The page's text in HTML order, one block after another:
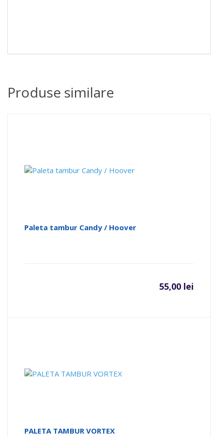
Produse similare
Paleta tambur Candy / Hoover
55,00 lei
PALETA TAMBUR VORTEX